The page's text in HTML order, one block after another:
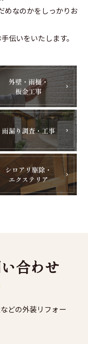
めなのかをしっかりお
伝いをいたします。
合わせ
どの外装リフォー